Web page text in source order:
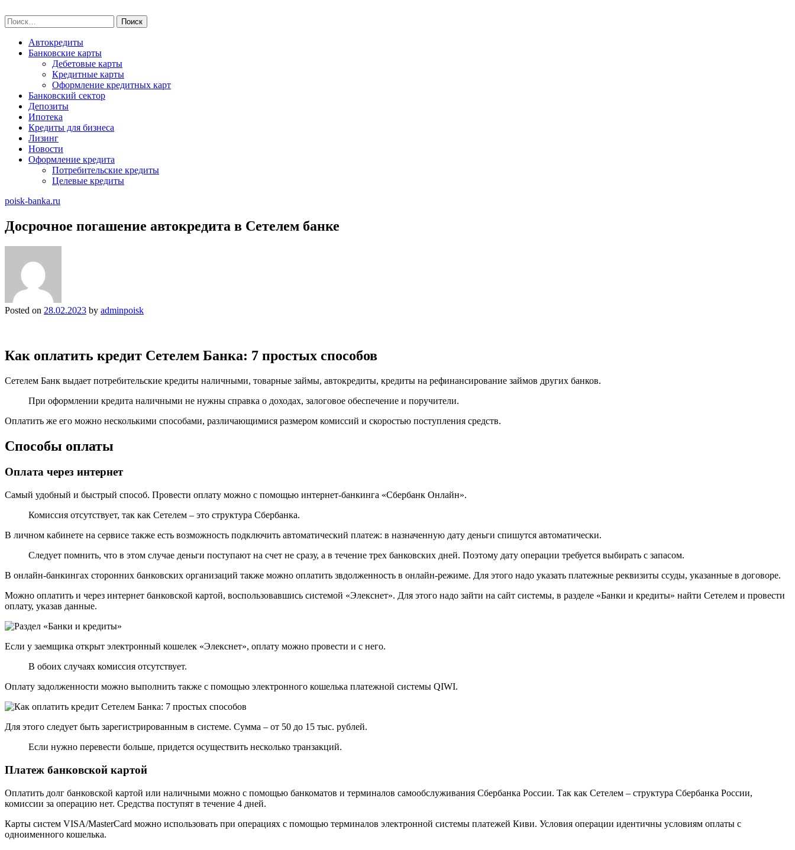
to
content
Найти:
Автокредиты
Банковские карты
Дебетовые карты
Кредитные карты
Оформление кредитных карт
Банковский сектор
Депозиты
Ипотека
Кредиты для бизнеса
Лизинг
Новости
Оформление кредита
Потребительские кредиты
Целевые кредиты
poisk-banka.ru
Досрочное погашение автокредита в Сетелем банке
Posted on 28.02.2023 by adminpoisk
Как оплатить кредит Сетелем Банка: 7 простых способов
Сетелем Банк выдает потребительские кредиты наличными, товарные займы, автокредиты, кредиты на рефинансирование займов других банков.
При оформлении кредита наличными не нужны справка о доходах, залоговое обеспечение и поручители.
Оплатить же его можно несколькими способами, различающимися размером комиссий и скоростью поступления средств.
Способы оплаты
Оплата через интернет
Самый удобный и быстрый способ. Провести оплату можно с помощью интернет-банкинга «Сбербанк Онлайн».
Комиссия отсутствует, так как Сетелем – это структура Сбербанка.
В личном кабинете на сервисе также есть возможность подключить автоматический платеж: в назначенную дату деньги спишутся автоматически.
Следует помнить, что в этом случае деньги поступают на счет не сразу, а в течение трех банковских дней. Поэтому дату операции требуется выбирать с запасом.
В онлайн-банкингах сторонних банковских организаций также можно оплатить звдолженность в онлайн-режиме. Для этого надо указать платежные реквизиты ссуды, указанные в договоре.
Можно оплатить и через интернет банковской картой, воспользовавшись системой «Элекснет». Для этого надо зайти на сайт системы, в разделе «Банки и кредиты» найти Сетелем и провести
оплату, указав данные.
Если у заемщика открыт электронный кошелек «Элекснет», оплату можно провести и с него.
В обоих случаях комиссия отсутствует.
Оплату задолженности можно выполнить также с помощью электронного кошелька платежной системы QIWI.
Для этого следует быть зарегистрированным в системе. Сумма – от 50 до 15 тыс. рублей.
Если нужно перевести больше, придется осуществить несколько транзакций.
Платеж банковской картой
Оплатить долг банковской картой или наличными можно с помощью банкоматов и терминалов самообслуживания Сбербанка России. Так как Сетелем – структура Сбербанка России,
комиссии за операцию нет. Средства поступят в течение 4 дней.
Карты систем VISA/MasterCard можно использовать при операциях с помощью терминалов электронной системы платежей Киви. Условия операции идентичны условиям оплаты с
одноименного кошелька.